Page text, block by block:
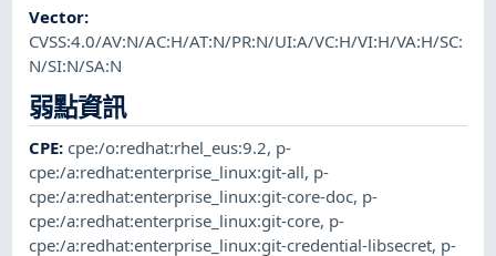
Vector:
CVSS:4.0/AV:N/AC:H/AT:N/PR:N/UI:A/VC:H/VI:H/VA:H/SC:
N/SI:N/SA:N
弱點資訊
CPE:cpe:/o:redhat:rhel_eus:9.2, p-
cpe:/a:redhat:enterprise_linux:git-all, p-
cpe:/a:redhat:enterprise_linux:git-core-doc, p-
cpe:/a:redhat:enterprise_linux:git-core, p-
cpe:/a:redhat:enterprise_linux:git-credential-libsecret, p-